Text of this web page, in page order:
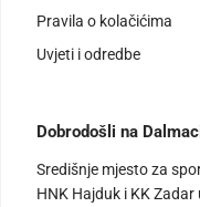
Pravila o kolačićima
Uvjeti i odredbe
Dobrodošli na
Središnje mjesto za
HNK Hajduk i KK